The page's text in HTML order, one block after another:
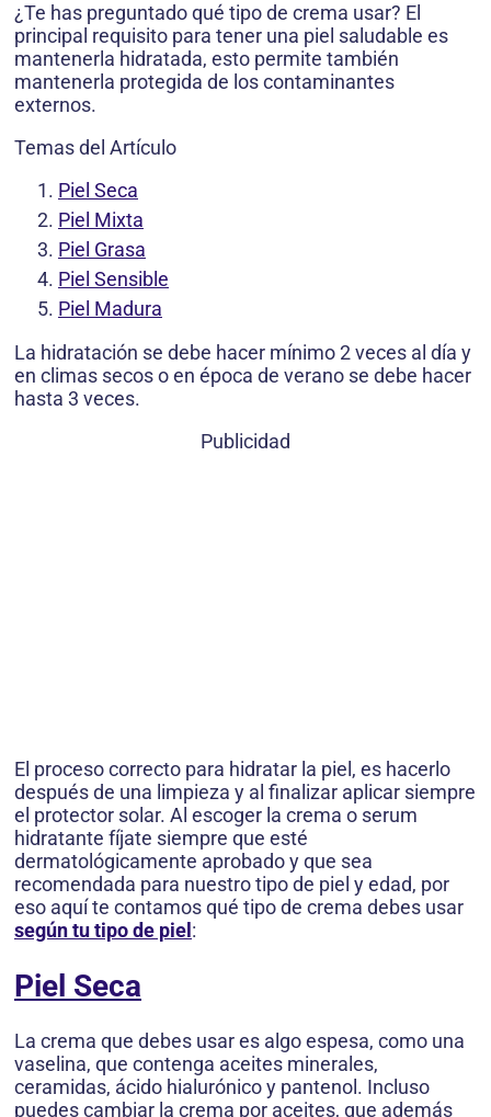
¿Te has preguntado qué tipo de crema usar? El
principal requisito para tener una piel saludable es
mantenerla hidratada, esto permite también
mantenerla protegida de los contaminantes
externos.
Temas del Artículo
Piel Seca
Piel Mixta
Piel Grasa
Piel Sensible
Piel Madura
La hidratación se debe hacer mínimo 2 veces al día y
en climas secos o en época de verano se debe hacer
hasta 3 veces.
Publicidad
El proceso correcto para hidratar la piel, es hacerlo
después de una limpieza y al finalizar aplicar siempre
el protector solar. Al escoger la crema o serum
hidratante fíjate siempre que esté
dermatológicamente aprobado y que sea
recomendada para nuestro tipo de piel y edad, por
eso aquí te contamos qué tipo de crema debes usar
según tu tipo de piel :
Piel Seca
La crema que debes usar es algo espesa, como una
vaselina, que contenga aceites minerales,
ceramidas, ácido hialurónico y pantenol. Incluso
puedes cambiar la crema por aceites, que además